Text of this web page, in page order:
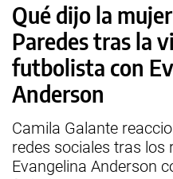
Qué dijo la
Paredes tras la
futbolista con
Anderson
Camila Galante
redes sociales tras los
Evangelina Anderson